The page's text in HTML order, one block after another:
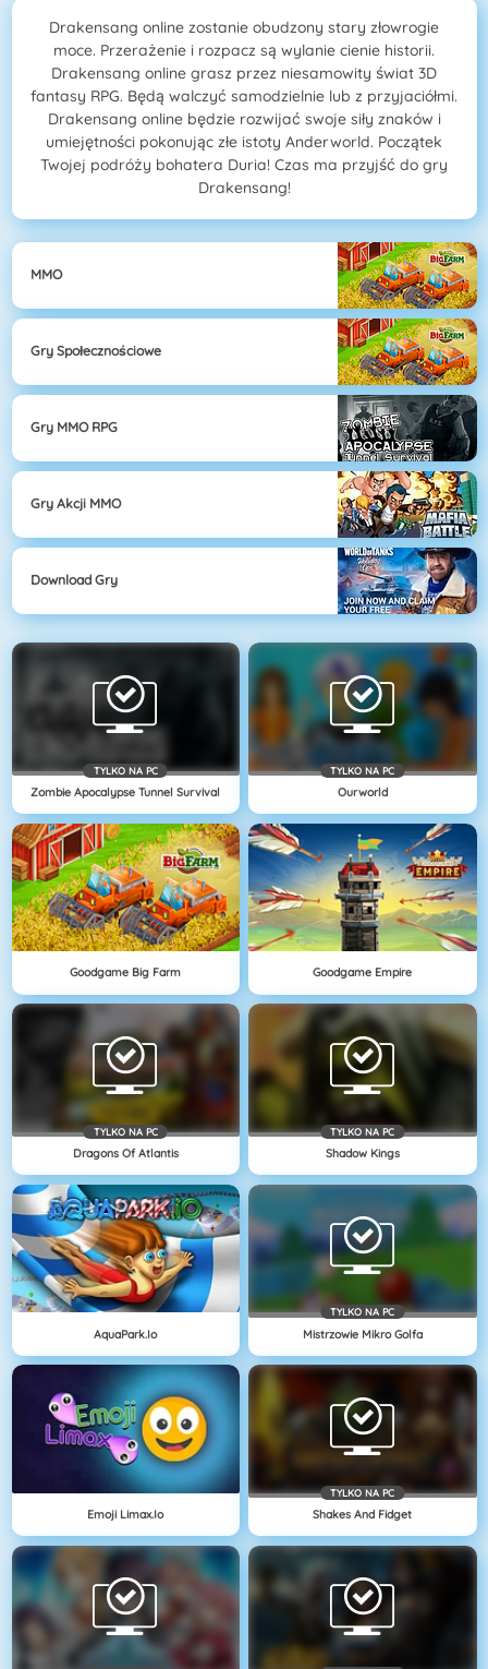
Drakensang online zostanie obudzony stary złowrogie
moce. Przerażenie i rozpacz są wylanie cienie historii.
Drakensang online grasz przez niesamowity świat 3D
fantasy RPG. Będą walczyć samodzielnie lub z przyjaciółmi.
Drakensang online będzie rozwijać swoje siły znaków i
umiejętności pokonując złe istoty Anderworld. Początek
Twojej podróży bohatera Duria! Czas ma przyjść do gry
Drakensang!
MMO
Gry Społecznościowe
Gry MMO RPG
Gry Akcji MMO
Download Gry
TYLKO NA PC
Zombie Apocalypse Tunnel Survival
TYLKO NA PC
Ourworld
Goodgame Big Farm Goodgame Empire
TYLKO NA PC
Dragons Of Atlantis
TYLKO NA PC
Shadow Kings
AquaPark.io
TYLKO NA PC
Mistrzowie Mikro Golfa
Emoji Limax.io
TYLKO NA PC
Shakes And Fidget